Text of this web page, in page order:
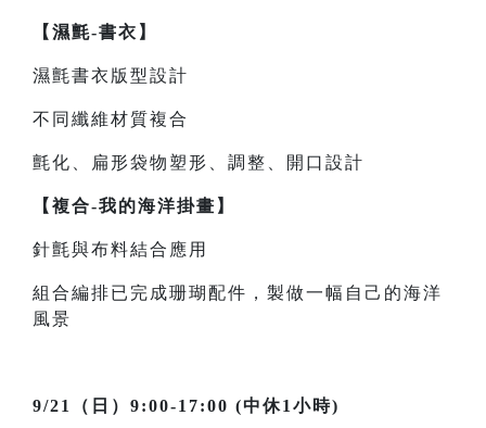
【濕氈-書衣】
濕氈書衣版型設計
不同纖維材質複合
氈化、扁形袋物塑形、調整、開口設計
【複合-我的海洋掛畫】
針氈與布料結合應用
組合編排已完成珊瑚配件，製做一幅自己的海洋
風景
9/21（日）9:00-17:00 (中休1小時)